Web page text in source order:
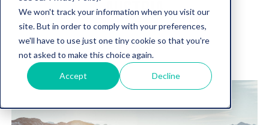
We won't track your information when you visit our
site. But in order to comply with your preferences,
we'll have to use just one tiny cookie so that you're
not asked to make this choice again.
Accept Decline
AUSTRIA